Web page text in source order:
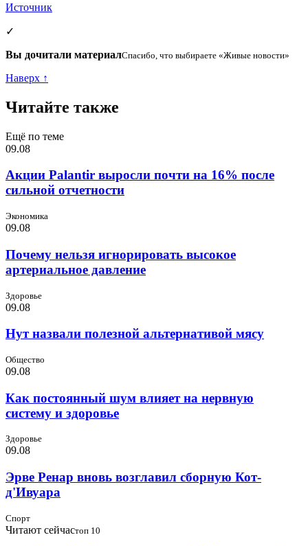
Источник
✓
Вы дочитали материалСпасибо, что выбираете «Живые новости»
Наверх ↑
Читайте также
Ещё по теме
09.08
Акции Palantir выросли почти на 16% после
сильной отчетности
Экономика
09.08
Почему нельзя игнорировать высокое
артериальное давление
Здоровье
09.08
Нут назвали полезной альтернативой мясу
Общество
09.08
Как постоянный шум влияет на нервную
систему и здоровье
Здоровье
09.08
Эрве Ренар вновь возглавил сборную Кот-
д'Ивуара
Спорт
Читают сейчастоп 10